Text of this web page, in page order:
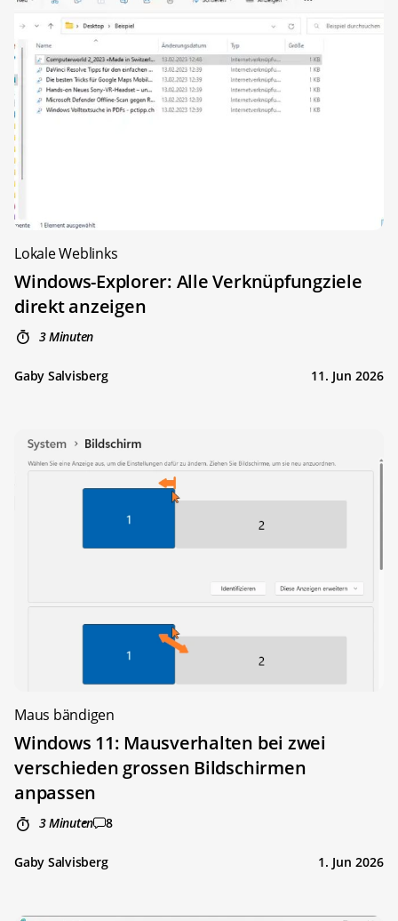
Lokale Weblinks
Windows-Explorer: Alle Verknüpfungziele
direkt anzeigen
3 Minuten
Gaby Salvisberg 11. Jun 2026
Maus bändigen
Windows 11: Mausverhalten bei zwei
verschieden grossen Bildschirmen
anpassen
3 Minuten 8
Gaby Salvisberg 1. Jun 2026